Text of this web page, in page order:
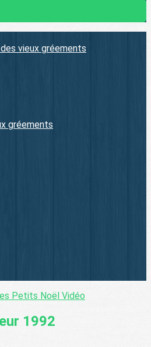
vieux gréements
gréements
Petits Noël Vidéo
1992